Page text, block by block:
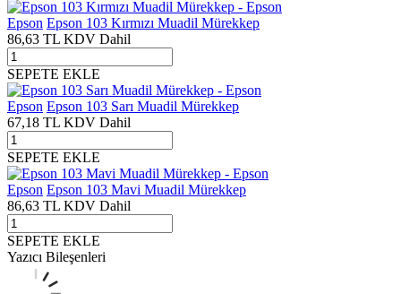
Epson Epson 103 Kırmızı Muadil Mürekkep
86,63 TL KDV Dahil
SEPETE EKLE
Epson Epson 103 Sarı Muadil Mürekkep
67,18 TL KDV Dahil
SEPETE EKLE
Epson Epson 103 Mavi Muadil Mürekkep
86,63 TL KDV Dahil
SEPETE EKLE
Yazıcı Bileşenleri